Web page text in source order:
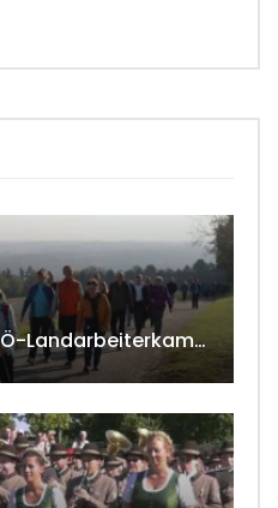
Wandertag der NÖ-Landarbeiterkammer in Hollabrunn 2024